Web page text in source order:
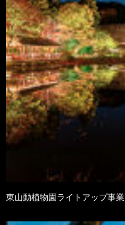
東山動植物園ライトアップ事業